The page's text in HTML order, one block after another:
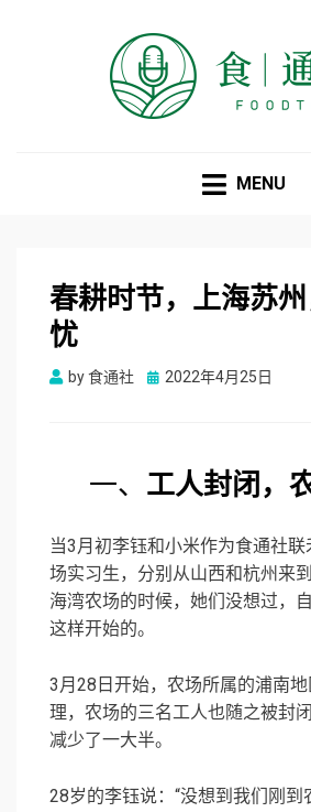
MENU
春耕时节，上海苏
忧
by食通社
Posted
2022年4月25日
一、 工人封闭，
当3月初李钰和小米作为食通社
场实习生，分别从山西和杭州来
海湾农场的时候，她们没想过，
这样开始的。
3月28日开始，农场所属的浦南
理，农场的三名工人也随之被封
减少了一大半。
28岁的李钰说：“没想到我们刚到